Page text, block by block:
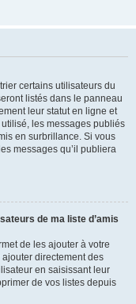
certains utilisateurs du
listés dans le panneau
leur statut en ligne et
les messages publiés
en surbrillance. Si vous
messages qu’il publiera
de ma liste d’amis
de les ajouter à votre
ajouter directement des
en saisissant leur
de vos listes depuis